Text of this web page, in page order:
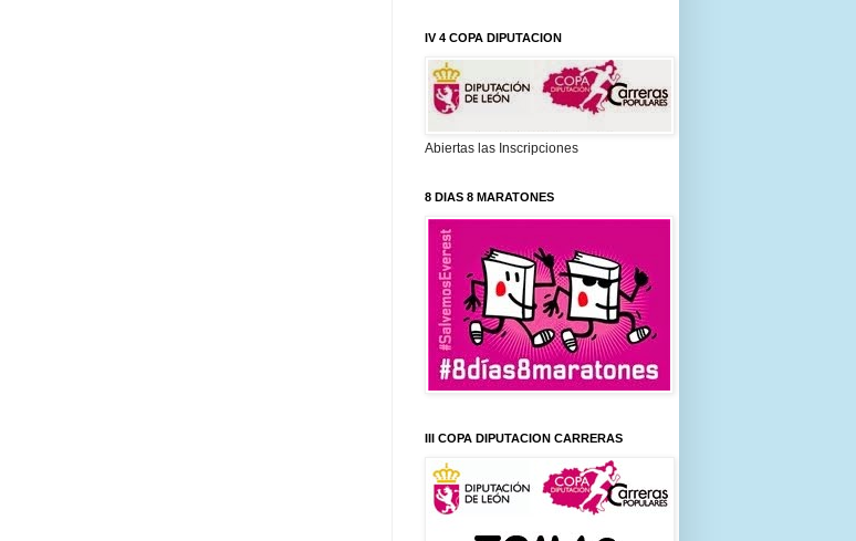
IV 4 COPA DIPUTACION
Abiertas las Inscripciones
8 DIAS 8 MARATONES
III COPA DIPUTACION CARRERAS